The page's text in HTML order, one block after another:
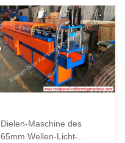
Dielen-Maschine des
65mm Wellen-Licht-